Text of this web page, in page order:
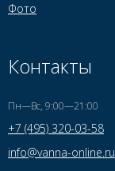
Фото
Контакты
Пн—Вс, 9:00—21:00
+7 (495) 320-03-58
info@vanna-online.ru